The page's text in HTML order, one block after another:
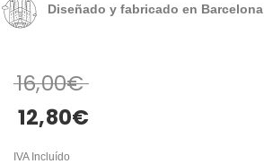
Diseñado y fabricado en Barcelona
16,00€
12,80€
IVA Incluído